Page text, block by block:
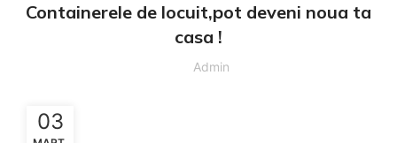
Containerele de locuit,pot deveni noua ta
casa !
Admin
03